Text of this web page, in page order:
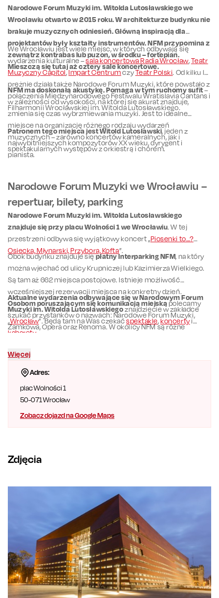
Adres:
plac Wolności 1
50-071Wrocław
Zobacz dojazd na Google Maps
Narodowe Forum Muzyki im. Witolda Lutosławskiego we
Wrocławiu otwarto w 2015 roku. W architekturze budynku nie
brakuje muzycznych odniesień. Główną inspiracją dla
projektantów były kształty instrumentów. NFM przypomina z
zewnątrz kontrabas lub puzon, w środku – fortepian.
Mieszczą się tutaj aż cztery sale koncertowe.
We Wrocławiu jest wiele miejsc, w których odbywają się
wydarzenia kulturalne –sala koncertowa Radia Wrocław,Teatr
Muzyczny Capitol,Impart CentrumczyTeatr Polski. Od kilku lat
prężnie działa także Narodowe Forum Muzyki, które powstało z
połączenia Międzynarodowego Festiwalu Wratislavia Cantans i
Filharmonii Wrocławskiej im. Witolda Lutosławskiego.
NFM ma doskonałą akustykę. Pomaga w tym ruchomy sufit–
w zależności od wysokości, na której się akurat znajduje,
zmienia się czas wybrzmiewania muzyki. Jest to idealne
miejsce na organizację różnego rodzaju wydarzeń
muzycznych – zarówno koncertów kameralnych, jak i
spektakularnych występów z orkiestrą i chórem.
Patronem tego miejsca jest Witold Lutosławski, jeden z
najwybitniejszych kompozytorów XX wieku, dyrygent i
pianista.
Narodowe Forum Muzyki we Wrocławiu –
repertuar, bilety, parking
Narodowe Forum Muzyki im. Witolda Lutosławskiego
znajduje się przy placu Wolności 1 we Wrocławiu. W tej
przestrzeni odbywa się wyjątkowy koncert „Piosenki to…?
Osiecka, Młynarski, Przybora, Kofta”.
Obok budynku znajduje siępłatny Interparking NFM, na który
można wjechać od ulicy Krupniczej lub Kazimierza Wielkiego.
Są tam aż 662 miejsca postojowe. Istnieje możliwość
wcześniejszej rezerwacji miejsca na konkretny dzień.
Osobom poruszającym się komunikacją miejskąpolecamy
szukać przystanków o nazwach: Narodowe Forum Muzyki,
Zamkowa, Opera oraz Renoma. W okolicy NFM są różne
Aktualne wydarzenia odbywające się w Narodowym Forum
Muzyki im. Witolda Lutosławskiegoznajdziecie w zakładce
„Wrocław”. Będą tam na Was czekaćspektakle,koncertyi
kabarety.
Więcej
Zdjęcia